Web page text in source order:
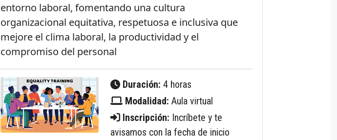
entorno laboral, fomentando una cultura
organizacional equitativa, respetuosa e inclusiva que
mejore el clima laboral, la productividad y el
compromiso del personal
Duración: 4 horas
Modalidad: Aula virtual
Inscripción: Incríbete y te
avisamos con la fecha de inicio